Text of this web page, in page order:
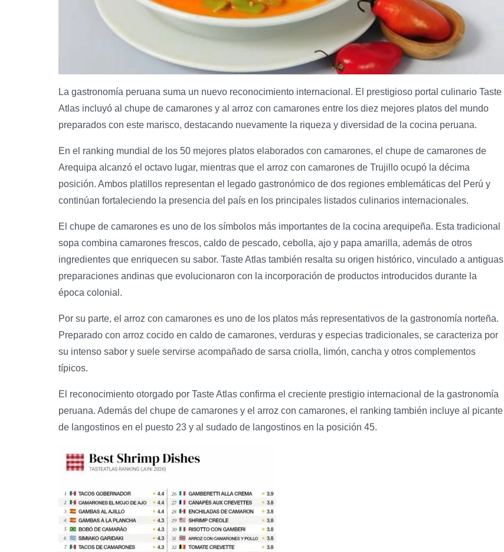
La gastronomía peruana suma un nuevo reconocimiento internacional. El prestigioso portal culinario Taste
Atlas incluyó al chupe de camarones y al arroz con camarones entre los diez mejores platos del mundo
preparados con este marisco, destacando nuevamente la riqueza y diversidad de la cocina peruana.
En el ranking mundial de los 50 mejores platos elaborados con camarones, el chupe de camarones de
Arequipa alcanzó el octavo lugar, mientras que el arroz con camarones de Trujillo ocupó la décima
posición. Ambos platillos representan el legado gastronómico de dos regiones emblemáticas del Perú y
continúan fortaleciendo la presencia del país en los principales listados culinarios internacionales.
El chupe de camarones es uno de los símbolos más importantes de la cocina arequipeña. Esta tradicional
sopa combina camarones frescos, caldo de pescado, cebolla, ajo y papa amarilla, además de otros
ingredientes que enriquecen su sabor. Taste Atlas también resalta su origen histórico, vinculado a antiguas
preparaciones andinas que evolucionaron con la incorporación de productos introducidos durante la
época colonial.
Por su parte, el arroz con camarones es uno de los platos más representativos de la gastronomía norteña.
Preparado con arroz cocido en caldo de camarones, verduras y especias tradicionales, se caracteriza por
su intenso sabor y suele servirse acompañado de sarsa criolla, limón, cancha y otros complementos
típicos.
El reconocimiento otorgado por Taste Atlas confirma el creciente prestigio internacional de la gastronomía
peruana. Además del chupe de camarones y el arroz con camarones, el ranking también incluye al picante
de langostinos en el puesto 23 y al sudado de langostinos en la posición 45.